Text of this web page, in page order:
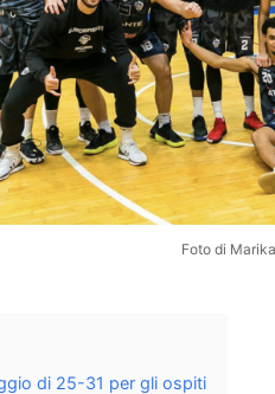
Foto di
di 25-31 per gli ospiti